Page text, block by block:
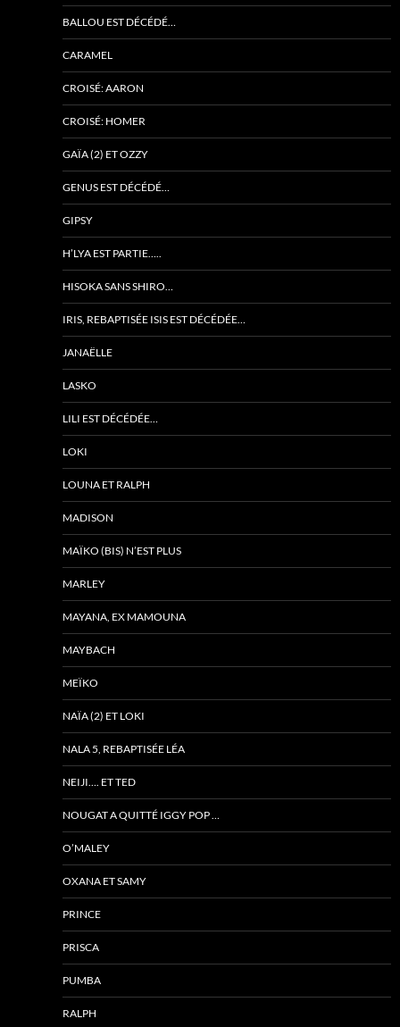
BALLOU EST DÉCÉDÉ…
CARAMEL
CROISÉ: AARON
CROISÉ: HOMER
GAÏA (2) ET OZZY
GENUS EST DÉCÉDÉ…
GIPSY
H’LYA EST PARTIE…..
HISOKA SANS SHIRO…
IRIS, REBAPTISÉE ISIS EST DÉCÉDÉE…
JANAËLLE
LASKO
LILI EST DÉCÉDÉE…
LOKI
LOUNA ET RALPH
MADISON
MAÏKO (BIS) N’EST PLUS
MARLEY
MAYANA, EX MAMOUNA
MAYBACH
MEÏKO
NAÏA (2) ET LOKI
NALA 5, REBAPTISÉE LÉA
NEIJI…. ET TED
NOUGAT A QUITTÉ IGGY POP …
O’MALEY
OXANA ET SAMY
PRINCE
PRISCA
PUMBA
RALPH